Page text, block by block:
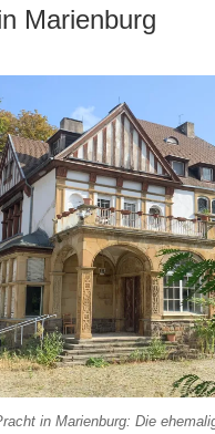
Marienburg
in Marienburg: Die